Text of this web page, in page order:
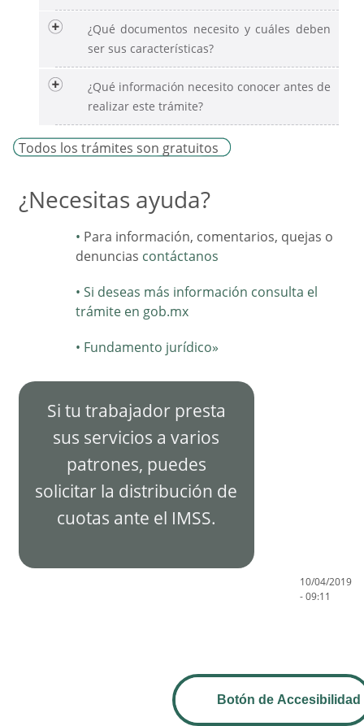
¿Qué documentos necesito y cuáles deben
ser sus características?
¿Qué información necesito conocer antes de
realizar este trámite?
Todos los trámites son gratuitos
¿Necesitas ayuda?
Para información, comentarios, quejas o
denuncias contáctanos
Si deseas más información consulta el
trámite en gob.mx
Fundamento jurídico»
Si tu trabajador presta
sus servicios a varios
patrones, puedes
solicitar la distribución de
cuotas ante el IMSS.
10/04/2019
- 09:11
Botón de Accesibilidad